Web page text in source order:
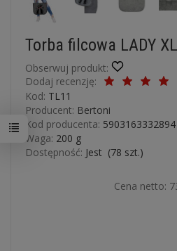
Torba filcowa LADY
Obserwuj produkt:
Dodaj recenzję:
Kod: TL11
Producent: Bertoni
Kod producenta: 5903163332894
Waga: 200 g
Dostępność: Jest (78 szt.)
Cena netto: